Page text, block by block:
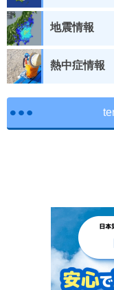
地震情報
熱中症情報